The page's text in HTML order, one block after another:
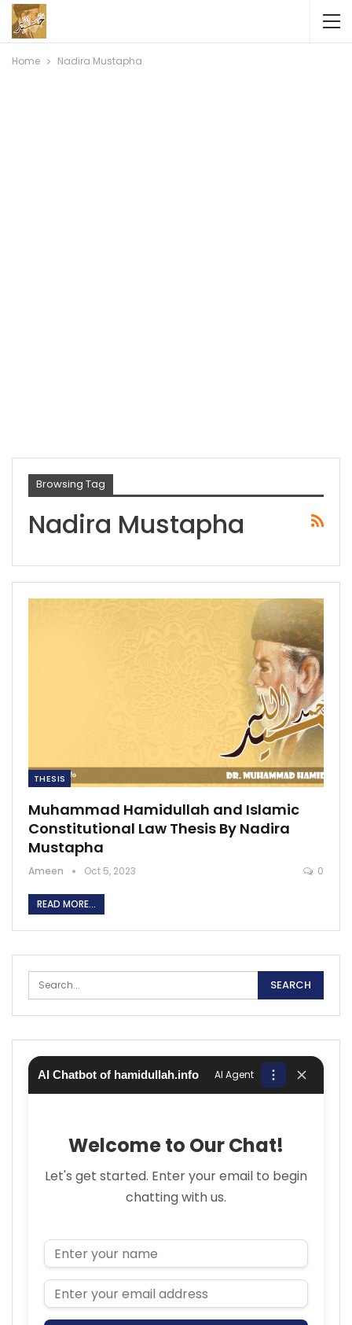
Home Nadira Mustapha
Browsing Tag
Nadira Mustapha
THESIS
Muhammad Hamidullah and Islamic
Constitutional Law Thesis By Nadira
Mustapha
Ameen Oct 5, 2023 0
READ MORE...
AI Chatbot of hamidullah.info AI Agent
Welcome to Our Chat!
Let's get started. Enter your email to begin
chatting with us.
Name
Email Address